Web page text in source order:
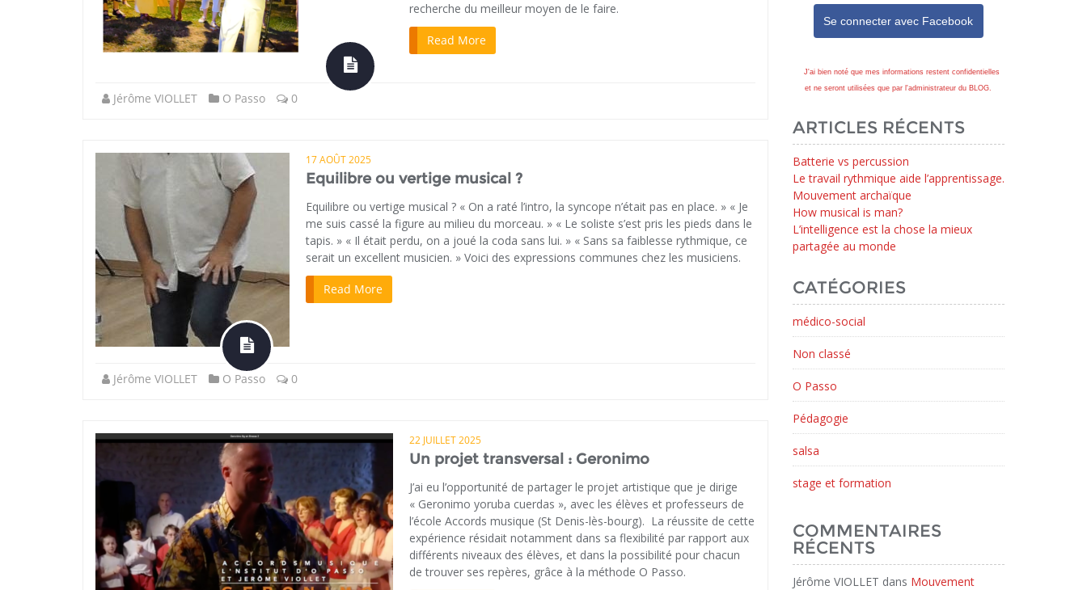
recherche du meilleur moyen de le faire.
Read More
Jérôme VIOLLET O Passo 0
17 AOÛT 2025
Equilibre ou vertige musical ?
Equilibre ou vertige musical ? « On a raté l’intro, la syncope n’était pas en place. » « Je
me suis cassé la figure au milieu du morceau. » « Le soliste s’est pris les pieds dans le
tapis. » « Il était perdu, on a joué la coda sans lui. » « Sans sa faiblesse rythmique, ce
serait un excellent musicien. » Voici des expressions communes chez les musiciens.
Read More
Jérôme VIOLLET O Passo 0
22 JUILLET 2025
Un projet transversal : Geronimo
J’ai eu l’opportunité de partager le projet artistique que je dirige
« Geronimo yoruba cuerdas », avec les élèves et professeurs de
l’école Accords musique (St Denis-lès-bourg). La réussite de cette
expérience résidait notamment dans sa flexibilité par rapport aux
différents niveaux des élèves, et dans la possibilité pour chacun
de trouver ses repères, grâce à la méthode O Passo.
Se connecter avec Facebook
J'ai bien noté que mes informations restent confidentielles
et ne seront utilisées que par l'administrateur du BLOG.
ARTICLES RÉCENTS
Batterie vs percussion
Le travail rythmique aide l’apprentissage.
Mouvement archaïque
How musical is man?
L’intelligence est la chose la mieux
partagée au monde
CATÉGORIES
médico-social
Non classé
O Passo
Pédagogie
salsa
stage et formation
COMMENTAIRES
RÉCENTS
Jérôme VIOLLET dans Mouvement